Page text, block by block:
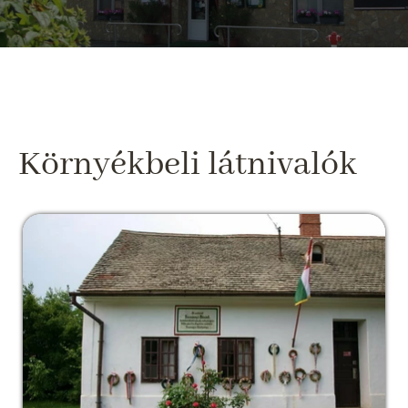
Környékbeli látnivalók
Berzsenyi Dániel Emlékház
Egyházashetye Vas megye legrégebbi és
legismertebb irodalmi emlékhelye. Már 1876-
ban, Berzsenyi születésének centenáriumán
emléktáblával jelölte meg a költő 1750 körül
épült szülőházát a "vármegye közönsége", s
azóta is Egyházashetye a Vas megyei
Berzsenyi-kultusz központja.